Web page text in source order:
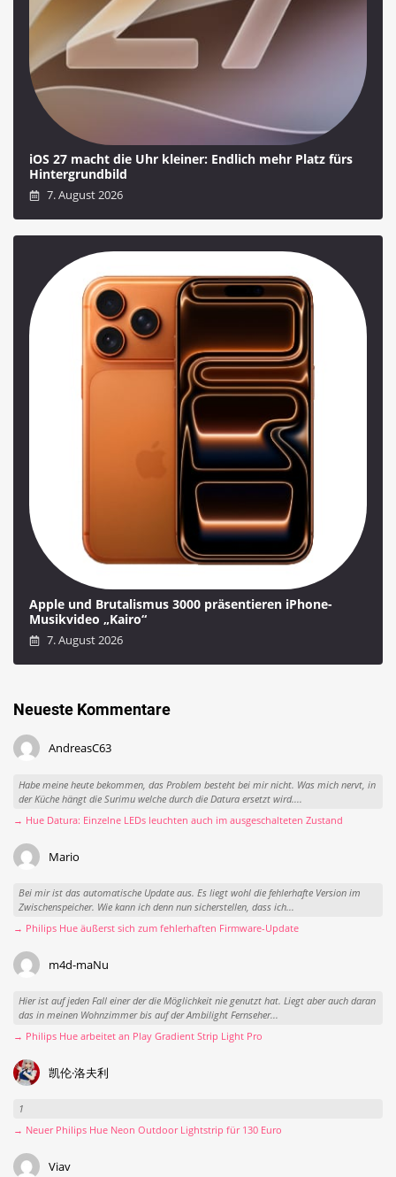
iOS 27 macht die Uhr kleiner: Endlich mehr Platz fürs
Hintergrundbild
7. August 2026
Apple und Brutalismus 3000 präsentieren iPhone-
Musikvideo „Kairo“
7. August 2026
Neueste Kommentare
AndreasC63
Habe meine heute bekommen, das Problem besteht bei mir nicht. Was mich nervt, in
der Küche hängt die Surimu welche durch die Datura ersetzt wird....
→ Hue Datura: Einzelne LEDs leuchten auch im ausgeschalteten Zustand
Mario
Bei mir ist das automatische Update aus. Es liegt wohl die fehlerhafte Version im
Zwischenspeicher. Wie kann ich denn nun sicherstellen, dass ich...
→ Philips Hue äußerst sich zum fehlerhaften Firmware-Update
m4d-maNu
Hier ist auf jeden Fall einer der die Möglichkeit nie genutzt hat. Liegt aber auch daran
das in meinen Wohnzimmer bis auf der Ambilight Fernseher...
→ Philips Hue arbeitet an Play Gradient Strip Light Pro
凯伦·洛夫利
1
→ Neuer Philips Hue Neon Outdoor Lightstrip für 130 Euro
Viav